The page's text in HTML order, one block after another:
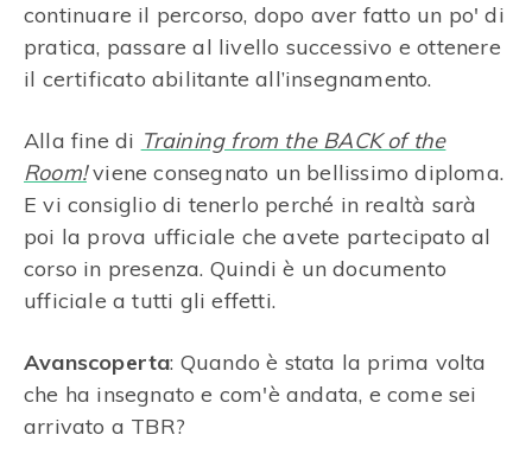
continuare il percorso, dopo aver fatto un po' di
pratica, passare al livello successivo e ottenere
il certificato abilitante all’insegnamento.
Alla fine di Training from the BACK of the
Room!viene consegnato un bellissimo diploma.
E vi consiglio di tenerlo perché in realtà sarà
poi la prova ufficiale che avete partecipato al
corso in presenza. Quindi è un documento
ufficiale a tutti gli effetti.
Avanscoperta: Quando è stata la prima volta
che ha insegnato e com'è andata, e come sei
arrivato a TBR?